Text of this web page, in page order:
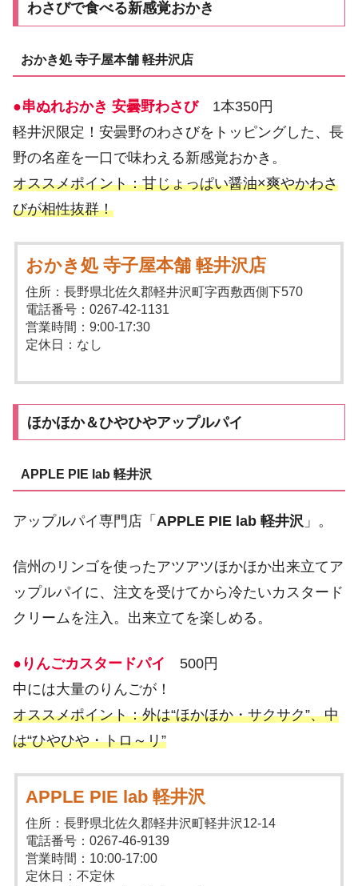
わさびで食べる新感覚おかき
おかき処 寺子屋本舗 軽井沢店
●串ぬれおかき 安曇野わさび1本350円
軽井沢限定！安曇野のわさびをトッピングした、長
野の名産を一口で味わえる新感覚おかき。
オススメポイント：甘じょっぱい醤油×爽やかわさ
びが相性抜群！
おかき処 寺子屋本舗 軽井沢店
住所：長野県北佐久郡軽井沢町字西敷西側下570
電話番号：0267-42-1131
営業時間：9:00-17:30
定休日：なし
ほかほか＆ひやひやアップルパイ
APPLE PIE lab 軽井沢
アップルパイ専門店「 APPLE PIE lab 軽井沢 」。
信州のリンゴを使ったアツアツほかほか出来立てア
ップルパイに、注文を受けてから冷たいカスタード
クリームを注入。出来立てを楽しめる。
●りんごカスタードパイ 500円
中には大量のりんごが！
オススメポイント：外は“ほかほか・サクサク”、中
は“ひやひや・トロ～リ”
APPLE PIE lab 軽井沢
住所：長野県北佐久郡軽井沢町軽井沢12-14
電話番号：0267-46-9139
営業時間：10:00-17:00
定休日：不定休